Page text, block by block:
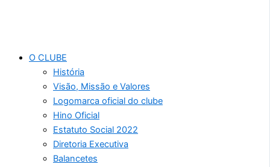
O CLUBE
História
Visão, Missão e Valores
Logomarca oficial do clube
Hino Oficial
Estatuto Social 2022
Diretoria Executiva
Balancetes